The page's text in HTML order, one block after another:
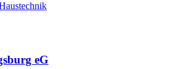
eG